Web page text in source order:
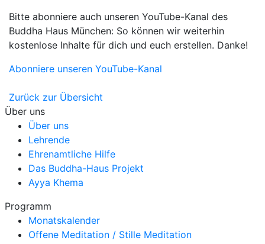
Bitte abonniere auch unseren YouTube-Kanal des
Buddha Haus München: So können wir weiterhin
kostenlose Inhalte für dich und euch erstellen. Danke!
Abonniere unseren YouTube-Kanal
Zurück zur Übersicht
Über uns
Über uns
Lehrende
Ehrenamtliche Hilfe
Das Buddha-Haus Projekt
Ayya Khema
Programm
Monatskalender
Offene Meditation / Stille Meditation